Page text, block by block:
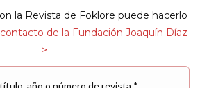
la Revista de Foklore puede hacerlo
de la Fundación Joaquín Díaz
>
año o número de revista *